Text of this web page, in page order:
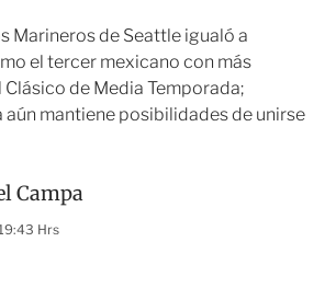
Marineros de Seattle igualó a
el tercer mexicano con más
de Media Temporada;
aún mantiene posibilidades de unirse
Campa
Hrs